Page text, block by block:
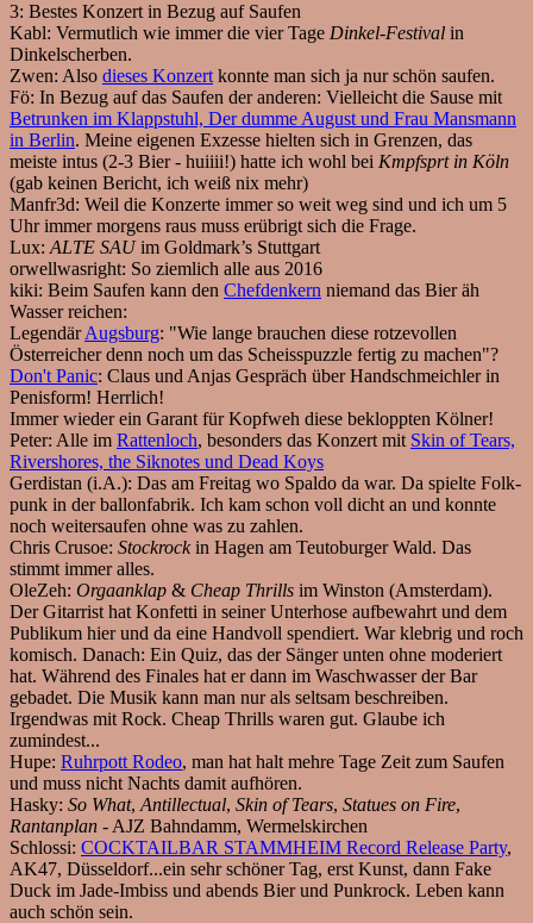
3: Bestes Konzert in Bezug auf Saufen
Kabl: Vermutlich wie immer die vier Tage Dinkel-Festival in
Dinkelscherben.
Zwen: Also dieses Konzert konnte man sich ja nur schön saufen.
Fö: In Bezug auf das Saufen der anderen: Vielleicht die Sause mit
Betrunken im Klappstuhl, Der dumme August und Frau Mansmann
in Berlin. Meine eigenen Exzesse hielten sich in Grenzen, das
meiste intus (2-3 Bier - huiiii!) hatte ich wohl bei Kmpfsprt in Köln
(gab keinen Bericht, ich weiß nix mehr)
Manfr3d: Weil die Konzerte immer so weit weg sind und ich um 5
Uhr immer morgens raus muss erübrigt sich die Frage.
Lux: ALTE SAUim Goldmark’s Stuttgart
orwellwasright: So ziemlich alle aus 2016
kiki: Beim Saufen kann den Chefdenkern niemand das Bier äh
Wasser reichen:
LegendärAugsburg: "Wie lange brauchen diese rotzevollen
Österreicher denn noch um das Scheisspuzzle fertig zu machen"?
Don't Panic: Claus und Anjas Gespräch über Handschmeichler in
Penisform! Herrlich!
Immer wieder ein Garant für Kopfweh diese bekloppten Kölner!
Peter: Alle im Rattenloch, besonders das Konzert mit Skin of Tears,
Rivershores, the Siknotes und Dead Koys
Gerdistan (i.A.): Das am Freitag wo Spaldo da war. Da spielte Folk-
punk in der ballonfabrik. Ich kam schon voll dicht an und konnte
noch weitersaufen ohne was zu zahlen.
Chris Crusoe: Stockrockin Hagen am Teutoburger Wald. Das
stimmt immer alles.
OleZeh: Orgaanklap & Cheap Thrills im Winston (Amsterdam).
Der Gitarrist hat Konfetti in seiner Unterhose aufbewahrt und dem
Publikum hier und da eine Handvoll spendiert. War klebrig und roch
komisch. Danach: Ein Quiz, das der Sänger unten ohne moderiert
hat. Während des Finales hat er dann im Waschwasser der Bar
gebadet. Die Musik kann man nur als seltsam beschreiben.
Irgendwas mit Rock. Cheap Thrills waren gut. Glaube ich
zumindest...
Hupe: Ruhrpott Rodeo, man hat halt mehre Tage Zeit zum Saufen
und muss nicht Nachts damit aufhören.
Hasky: So What, Antillectual, Skin of Tears, Statues on Fire,
Rantanplan - AJZ Bahndamm, Wermelskirchen
Schlossi: COCKTAILBAR STAMMHEIM Record Release Party,
AK47, Düsseldorf...ein sehr schöner Tag, erst Kunst, dann Fake
Duck im Jade-Imbiss und abends Bier und Punkrock. Leben kann
auch schön sein.